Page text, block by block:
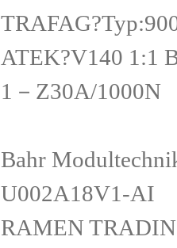
ATEK?V140
1－Z30A/
Bahr
RAMEN